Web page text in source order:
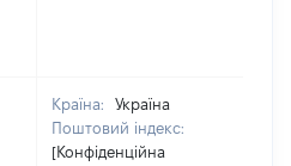
Країна:
Україна
Поштовий індекс:
[Конфіденційна